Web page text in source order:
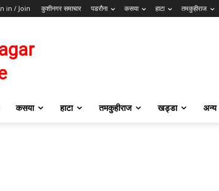
in / Join कुशीनगर समाचार पडरौना कसया हाटा तमकुहीराज
कसया हाटा तमकुहीराज खड्डा अन्य